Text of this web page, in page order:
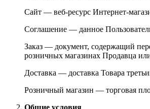
Сайт — веб-ресурс Интернет-
Соглашение — данное
Заказ — документ, содержащий
розничных магазинах Продавца
Доставка — доставка Товара
Розничный магазин — торговая
Общие условия